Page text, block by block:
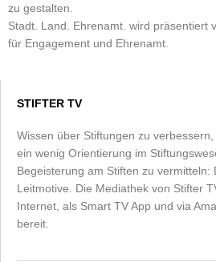
zu gestalten.
Stadt. Land. Ehrenamt. wird präsentiert
für Engagement und Ehrenamt.
STIFTER TV
Wissen über Stiftungen zu
ein wenig Orientierung im
Begeisterung am Stiften zu vermitteln:
Leitmotive. Die Mediathek von Stifter
Internet, als Smart TV App und via
bereit.